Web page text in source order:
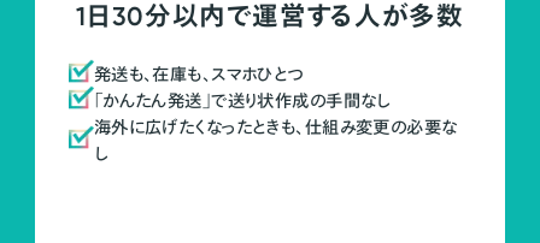
1日30分以内で運営する人が多数
発送も、在庫も、スマホひとつ
「かんたん発送」で送り状作成の手間なし
海外に広げたくなったときも、仕組み変更の必要な
し